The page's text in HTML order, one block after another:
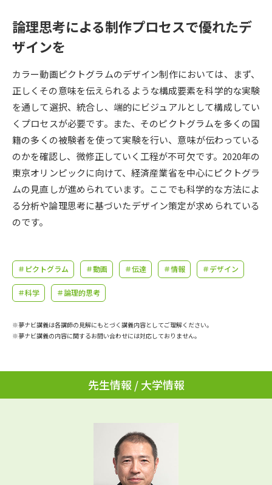
併願校選び 受験スケジュールを立てよう
先輩が入学を決めた理由
新生活お役立ちガイド
学問発見 学問検索
大学で学びたい学問発見
学問のミニ講義「夢ナビ講義」
ユーザーサポート
個人情報取扱規定
論理思考による制作プロセスで優れたデ
ザインを
カラー動画ピクトグラムのデザイン制作においては、まず、
正しくその意味を伝えられるような構成要素を科学的な実験
を通して選択、統合し、端的にビジュアルとして構成してい
くプロセスが必要です。また、そのピクトグラムを多くの国
籍の多くの被験者を使って実験を行い、意味が伝わっている
のかを確認し、微修正していく工程が不可欠です。2020年の
東京オリンピックに向けて、経済産業省を中心にピクトグラ
ムの見直しが進められています。ここでも科学的な方法によ
る分析や論理思考に基づいたデザイン策定が求められている
のです。
＃ピクトグラム ＃動画 ＃伝達 ＃情報 ＃デザイン
＃科学 ＃論理的思考
※夢ナビ講義は各講師の見解にもとづく講義内容としてご理解ください。
※夢ナビ講義の内容に関するお問い合わせには対応しておりません。
先生情報 / 大学情報